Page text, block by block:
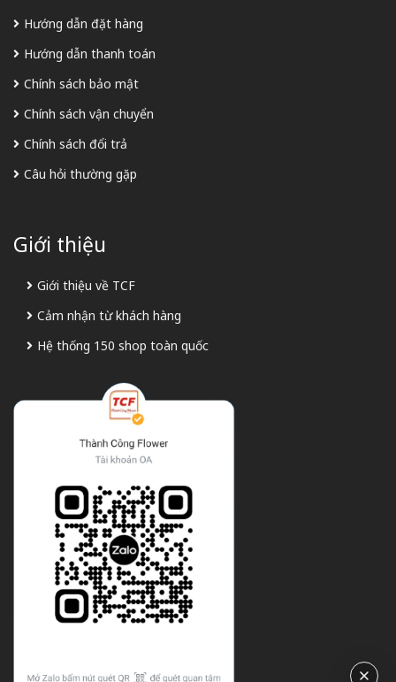
Hướng dẫn đặt hàng
Hướng dẫn thanh toán
Chính sách bảo mật
Chính sách vận chuyển
Chính sách đổi trả
Câu hỏi thường gặp
Giới thiệu
Giới thiệu về TCF
Cảm nhận từ khách hàng
Hệ thống 150 shop toàn quốc